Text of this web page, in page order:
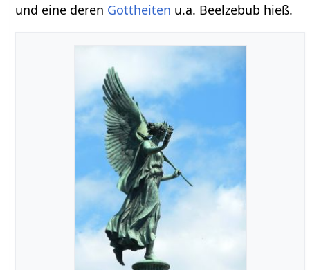
und eine deren Gottheiten u.a. Beelzebub hieß.